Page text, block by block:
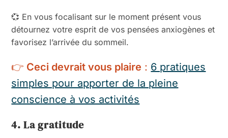
💞 En vous focalisant sur le moment présent vous
détournez votre esprit de vos pensées anxiogènes et
favorisez l’arrivée du sommeil.
👉 Ceci devrait vous plaire : 6 pratiques
simples pour apporter de la pleine
conscience à vos activités
4. La gratitude